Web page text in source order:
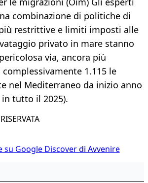
combinazione di politiche di
restrittive e limiti imposti alle
privato in mare stanno
via, ancora più
1.115 le
nel Mediterraneo da inizio anno
tutto il 2025).
su Google Discover di Avvenire